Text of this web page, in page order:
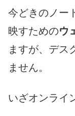
今どきのノー
映すためのウ
ますが、デス
ません。
いざオンライ